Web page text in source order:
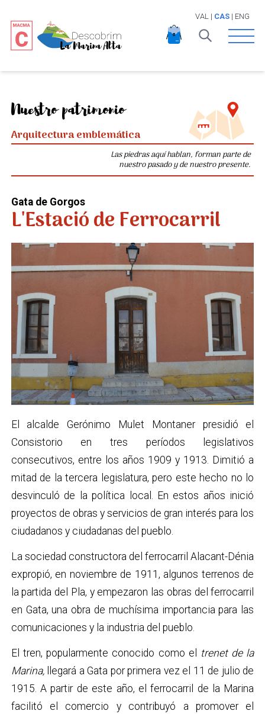
VAL | CAS| ENG
Open
Nuestro patrimonio
Arquitectura emblemática
Las piedras aquí hablan, forman parte de
nuestro pasado y de nuestro presente.
Gata de Gorgos
L'Estació de Ferrocarril
El alcalde Gerónimo Mulet Montaner presidió el
Consistorio en tres períodos legislativos
consecutivos, entre los años 1909 y 1913. Dimitió a
mitad de la tercera legislatura, pero este hecho no lo
desvinculó de la política local. En estos años inició
proyectos de obras y servicios de gran interés para los
ciudadanos y ciudadanas del pueblo.
La sociedad constructora del ferrocarril Alacant-Dénia
expropió, en noviembre de 1911, algunos terrenos de
la partida del Pla, y empezaron las obras del ferrocarril
en Gata, una obra de muchísima importancia para las
comunicaciones y la industria del pueblo.
El tren, popularmente conocido como el
trenet de la
Marina,llegará a Gata por primera vez el 11 de julio de
1915. A partir de este año, el ferrocarril de la Marina
facilitó el comercio y contribuyó a promover el